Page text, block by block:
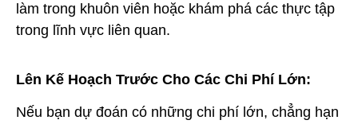
làm trong khuôn viên hoặc khám phá các thực tập
trong lĩnh vực liên quan.
Lên Kế Hoạch Trước Cho Các Chi Phí Lớn:
Nếu bạn dự đoán có những chi phí lớn, chẳng hạn